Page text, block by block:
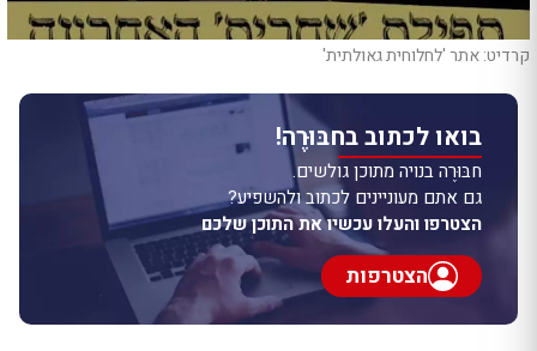
קרדיט: אתר 'לחלוחית גאולתית'
בואו לכתוב בחבּוּרֶה!
חבּוּרֶה בנויה מתוכן גולשים.
גם אתם מעוניינים לכתוב ולהשפיע?
הצטרפו והעלו עכשיו את התוכן שלכם
הצטרפות